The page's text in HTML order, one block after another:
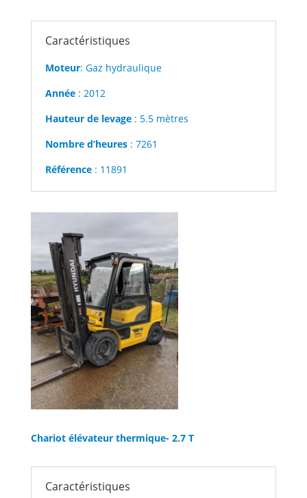
Caractéristiques
Moteur: Gaz hydraulique
Année: 2012
Hauteur de levage: 5.5 mètres
Nombre d’heures: 7261
Référence: 11891
Chariot élévateur thermique- 2.7 T
Caractéristiques